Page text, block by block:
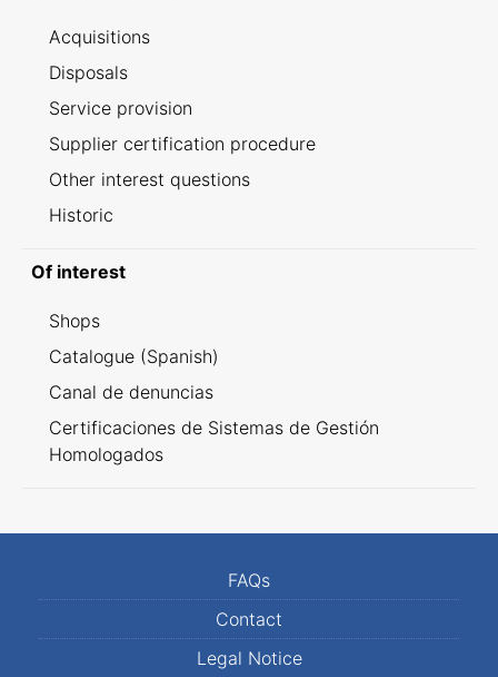
Acquisitions
Disposals
Service provision
Supplier certification procedure
Other interest questions
Historic
Of interest
Shops
Catalogue (Spanish)
Canal de denuncias
Certificaciones de Sistemas de Gestión
Homologados
FAQs
Contact
Legal Notice